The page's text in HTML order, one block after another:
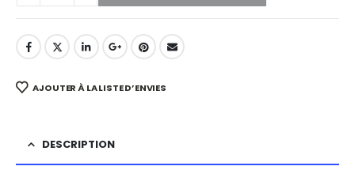
AJOUTER À LA LISTE D’ENVIES
DESCRIPTION